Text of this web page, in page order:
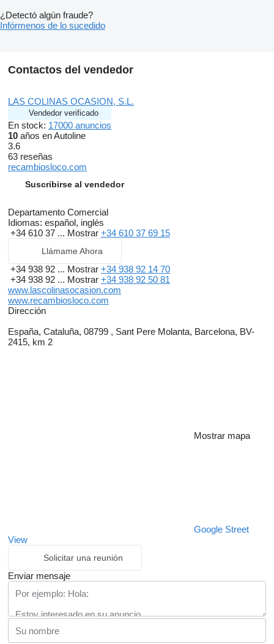
¿Detectó algún fraude?
Infórmenos de lo sucedido
Contactos del vendedor
LAS COLINAS OCASION, S.L.
Vendedor verificado
En stock: 17000 anuncios
10 años en Autoline
3.6
63 reseñas
recambiosloco.com
Suscribirse al vendedor
Departamento Comercial
Idiomas: español, inglés
+34 610 37 ... Mostrar +34 610 37 69 15
Llámame Ahora
+34 938 92 ... Mostrar +34 938 92 14 70
+34 938 92 ... Mostrar +34 938 92 50 81
www.lascolinasocasion.com
www.recambiosloco.com
Dirección
España, Cataluña, 08799 , Sant Pere Molanta, Barcelona, BV-
2415, km 2
Mostrar mapa
Google Street
View
Solicitar una reunión
Enviar mensaje